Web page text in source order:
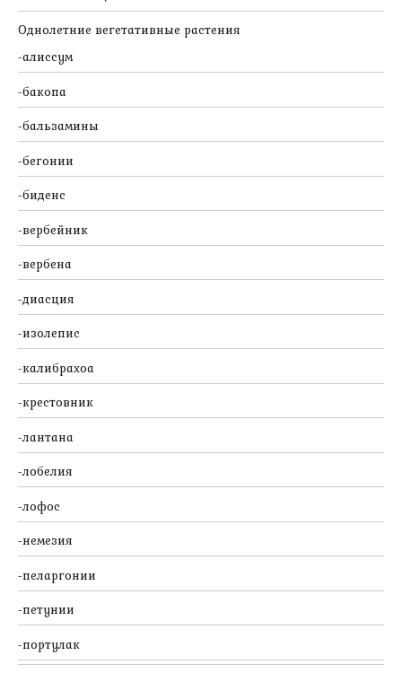
Однолетние вегетативные растения
алиссум
бакопа
бальзамины
бегонии
биденс
вербейник
вербена
диасция
изолепис
калибрахоа
крестовник
лантана
лобелия
лофос
немезия
пеларгонии
петунии
портулак